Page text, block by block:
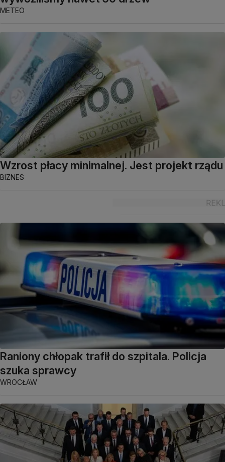
METEO
Wzrost płacy minimalnej. Jest projekt rządu
BIZNES
Raniony chłopak trafił do szpitala. Policja
szuka sprawcy
WROCŁAW